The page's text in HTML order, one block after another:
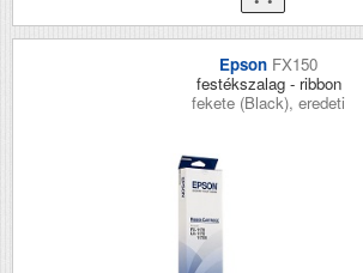
Epson FX150
festékszalag - ribbon
fekete (Black), eredeti